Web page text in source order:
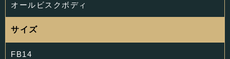
オールビスクボディ
サイズ
FB14